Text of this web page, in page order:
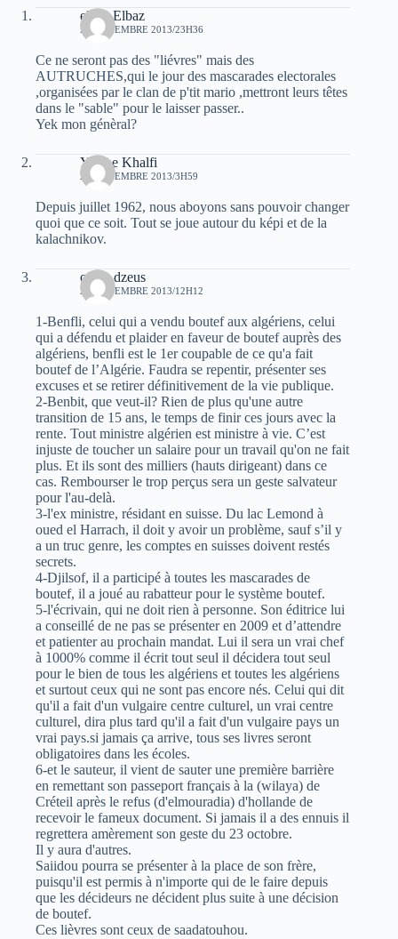
elvez Elbaz
21 NOVEMBRE 2013/23H36
Ce ne seront pas des "liévres" mais des
AUTRUCHES,qui le jour des mascarades electorales
,organisées par le clan de p'tit mario ,mettront leurs têtes
dans le "sable" pour le laisser passer..
Yek mon génèral?
Yacine Khalfi
22 NOVEMBRE 2013/3H59
Depuis juillet 1962, nous aboyons sans pouvoir changer
quoi que ce soit. Tout se joue autour du képi et de la
kalachnikov.
oziris dzeus
22 NOVEMBRE 2013/12H12
1-Benfli, celui qui a vendu boutef aux algériens, celui
qui a défendu et plaider en faveur de boutef auprès des
algériens, benfli est le 1er coupable de ce qu'a fait
boutef de l’Algérie. Faudra se repentir, présenter ses
excuses et se retirer définitivement de la vie publique.
2-Benbit, que veut-il? Rien de plus qu'une autre
transition de 15 ans, le temps de finir ces jours avec la
rente. Tout ministre algérien est ministre à vie. C’est
injuste de toucher un salaire pour un travail qu'on ne fait
plus. Et ils sont des milliers (hauts dirigeant) dans ce
cas. Rembourser le trop perçus sera un geste salvateur
pour l'au-delà.
3-l'ex ministre, résidant en suisse. Du lac Lemond à
oued el Harrach, il doit y avoir un problème, sauf s’il y
a un truc genre, les comptes en suisses doivent restés
secrets.
4-Djilsof, il a participé à toutes les mascarades de
boutef, il a joué au rabatteur pour le système boutef.
5-l'écrivain, qui ne doit rien à personne. Son éditrice lui
a conseillé de ne pas se présenter en 2009 et d’attendre
et patienter au prochain mandat. Lui il sera un vrai chef
à 1000% comme il écrit tout seul il décidera tout seul
pour le bien de tous les algériens et toutes les algériens
et surtout ceux qui ne sont pas encore nés. Celui qui dit
qu'il a fait d'un vulgaire centre culturel, un vrai centre
culturel, dira plus tard qu'il a fait d'un vulgaire pays un
vrai pays.si jamais ça arrive, tous ses livres seront
obligatoires dans les écoles.
6-et le sauteur, il vient de sauter une première barrière
en remettant son passeport français à la (wilaya) de
Créteil après le refus (d'elmouradia) d'hollande de
recevoir le fameux document. Si jamais il a des ennuis il
regrettera amèrement son geste du 23 octobre.
Il y aura d'autres.
Saiidou pourra se présenter à la place de son frère,
puisqu'il est permis à n'importe qui de le faire depuis
que les décideurs ne décident plus suite à une décision
de boutef.
Ces lièvres sont ceux de saadatouhou.